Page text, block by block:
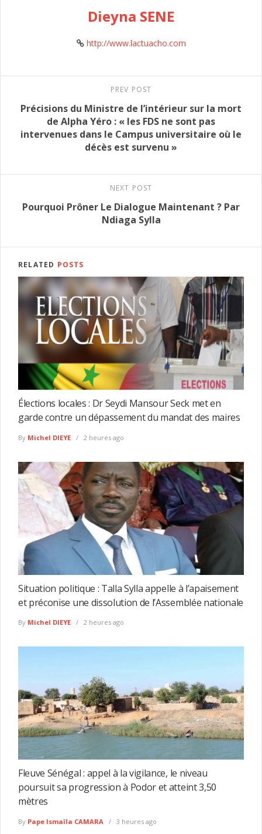
Dieyna SENE
http://www.lactuacho.com
PREV POST
Précisions du Ministre de l’intérieur sur la mort
de Alpha Yéro : « les FDS ne sont pas
intervenues dans le Campus universitaire où le
décès est survenu »
NEXT POST
Pourquoi Prôner Le Dialogue Maintenant ? Par
Ndiaga Sylla
RELATED POSTS
Élections locales : Dr Seydi Mansour Seck met en
garde contre un dépassement du mandat des maires
By Michel DIEYE 2 heures ago
Situation politique : Talla Sylla appelle à l’apaisement
et préconise une dissolution de l’Assemblée nationale
By Michel DIEYE 2 heures ago
Fleuve Sénégal : appel à la vigilance, le niveau
poursuit sa progression à Podor et atteint 3,50
mètres
By Pape Ismaïla CAMARA 3 heures ago